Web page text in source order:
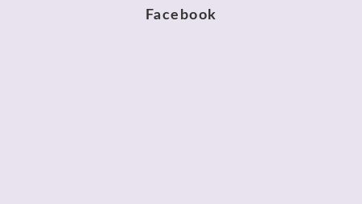
Facebook